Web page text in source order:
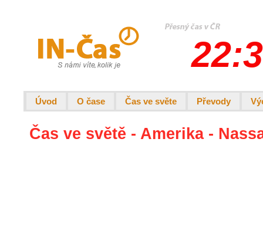
Úvod O čase Čas ve světe Převody
Čas ve světě - Amerika -